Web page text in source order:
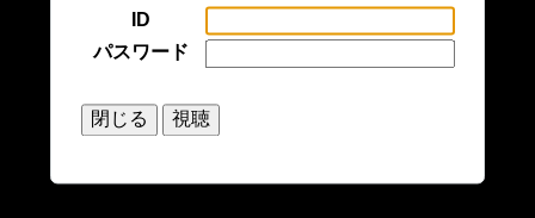
ID
パスワード
閉じる 視聴